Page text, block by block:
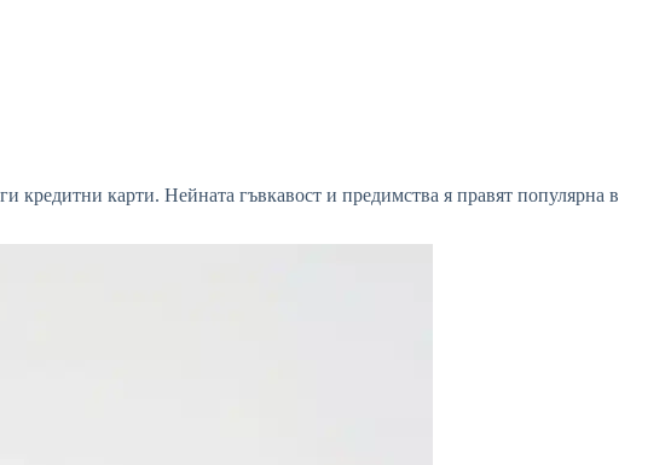
кредитни карти. Нейната гъвкавост и предимства я правят популярна в